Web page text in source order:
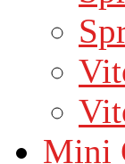
Mini